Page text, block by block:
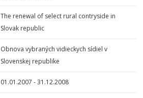
The renewal of select rural contryside in
Slovak republic
Obnova vybraných vidieckych sídiel v
Slovenskej republike
01.01.2007 - 31.12.2008